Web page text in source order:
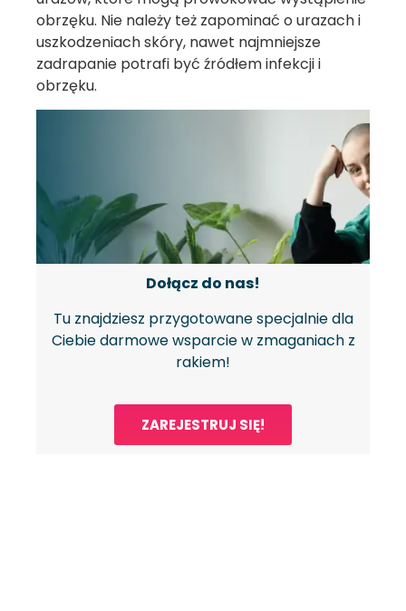
obrzęku. Nie należy też zapominać o urazach i
uszkodzeniach skóry, nawet najmniejsze
zadrapanie potrafi być źródłem infekcji i
obrzęku.
Dołącz do nas!
Tu znajdziesz przygotowane specjalnie dla
Ciebie darmowe wsparcie w zmaganiach z
rakiem!
ZAREJESTRUJ SIĘ!